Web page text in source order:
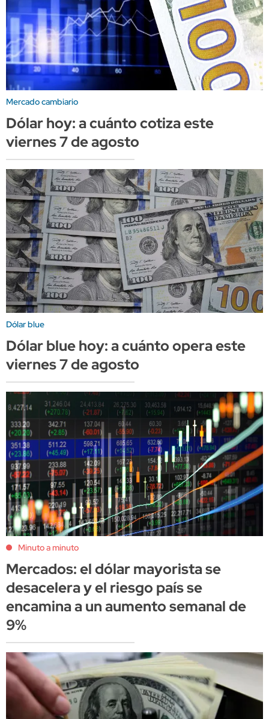
Mercado cambiario
Dólar hoy: a cuánto cotiza este
viernes 7 de agosto
Dólar blue
Dólar blue hoy: a cuánto opera este
viernes 7 de agosto
Minuto a minuto
Mercados: el dólar mayorista se
desacelera y el riesgo país se
encamina a un aumento semanal de
9%